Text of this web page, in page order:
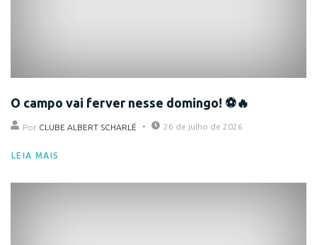
O campo vai ferver nesse domingo! ⚽🔥
Por CLUBE ALBERT SCHARLÉ 26 de julho de 2026
LEIA MAIS
Eventos